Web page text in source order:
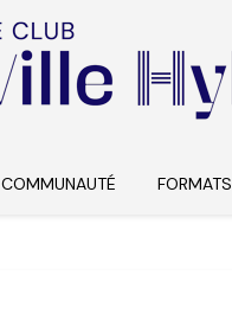
COMMUNAUTÉ FORMATS